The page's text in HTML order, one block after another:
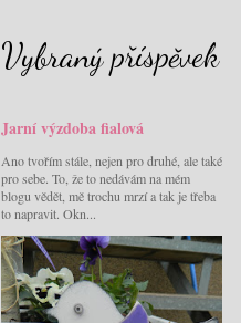
Vybraný příspěvek
Jarní výzdoba fialová
Ano tvořím stále, nejen pro druhé, ale také
pro sebe. To, že to nedávám na mém
blogu vědět, mě trochu mrzí a tak je třeba
to napravit. Okn...